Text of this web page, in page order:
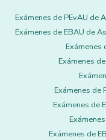
Exámenes de PEvAU de
Exámenes de EBAU de
Exámenes
Exámenes
Exámenes de
Exámenes de
Exámenes de